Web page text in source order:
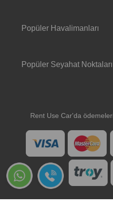
Popüler Havalimanları
Popüler Seyahat Noktaları
Rent Use Car'da